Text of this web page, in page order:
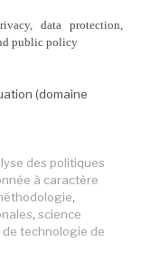
data protection,
public policy
(domaine
des politiques
à caractère
,
, science
de technologie de